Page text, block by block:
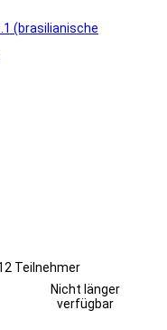
(brasilianische
Teilnehmer
Nicht länger
verfügbar